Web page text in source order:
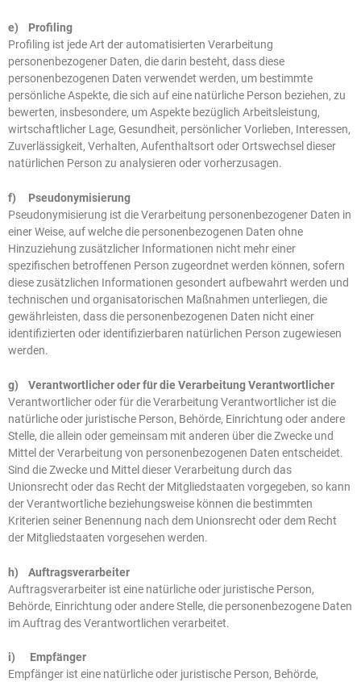
e) Profiling
Profiling ist jede Art der automatisierten Verarbeitung
personenbezogener Daten, die darin besteht, dass diese
personenbezogenen Daten verwendet werden, um bestimmte
persönliche Aspekte, die sich auf eine natürliche Person beziehen, zu
bewerten, insbesondere, um Aspekte bezüglich Arbeitsleistung,
wirtschaftlicher Lage, Gesundheit, persönlicher Vorlieben, Interessen,
Zuverlässigkeit, Verhalten, Aufenthaltsort oder Ortswechsel dieser
natürlichen Person zu analysieren oder vorherzusagen.
f) Pseudonymisierung
Pseudonymisierung ist die Verarbeitung personenbezogener Daten in
einer Weise, auf welche die personenbezogenen Daten ohne
Hinzuziehung zusätzlicher Informationen nicht mehr einer
spezifischen betroffenen Person zugeordnet werden können, sofern
diese zusätzlichen Informationen gesondert aufbewahrt werden und
technischen und organisatorischen Maßnahmen unterliegen, die
gewährleisten, dass die personenbezogenen Daten nicht einer
identifizierten oder identifizierbaren natürlichen Person zugewiesen
werden.
g) Verantwortlicher oder für die Verarbeitung Verantwortlicher
Verantwortlicher oder für die Verarbeitung Verantwortlicher ist die
natürliche oder juristische Person, Behörde, Einrichtung oder andere
Stelle, die allein oder gemeinsam mit anderen über die Zwecke und
Mittel der Verarbeitung von personenbezogenen Daten entscheidet.
Sind die Zwecke und Mittel dieser Verarbeitung durch das
Unionsrecht oder das Recht der Mitgliedstaaten vorgegeben, so kann
der Verantwortliche beziehungsweise können die bestimmten
Kriterien seiner Benennung nach dem Unionsrecht oder dem Recht
der Mitgliedstaaten vorgesehen werden.
h) Auftragsverarbeiter
Auftragsverarbeiter ist eine natürliche oder juristische Person,
Behörde, Einrichtung oder andere Stelle, die personenbezogene Daten
im Auftrag des Verantwortlichen verarbeitet.
i) Empfänger
Empfänger ist eine natürliche oder juristische Person, Behörde,